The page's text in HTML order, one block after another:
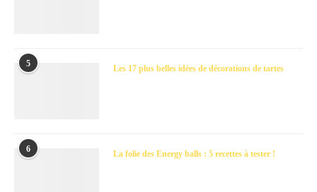
5 Les 17 plus belles idées de décorations de tartes
6 La folie des Energy balls : 5 recettes à tester !